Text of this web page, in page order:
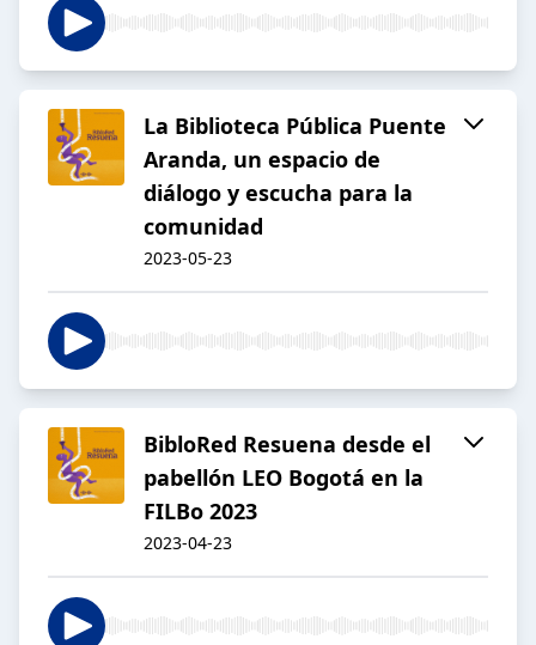
La Biblioteca Pública Puente
Aranda, un espacio de
diálogo y escucha para la
comunidad
2023-05-23
BibloRed Resuena desde el
pabellón LEO Bogotá en la
FILBo 2023
2023-04-23